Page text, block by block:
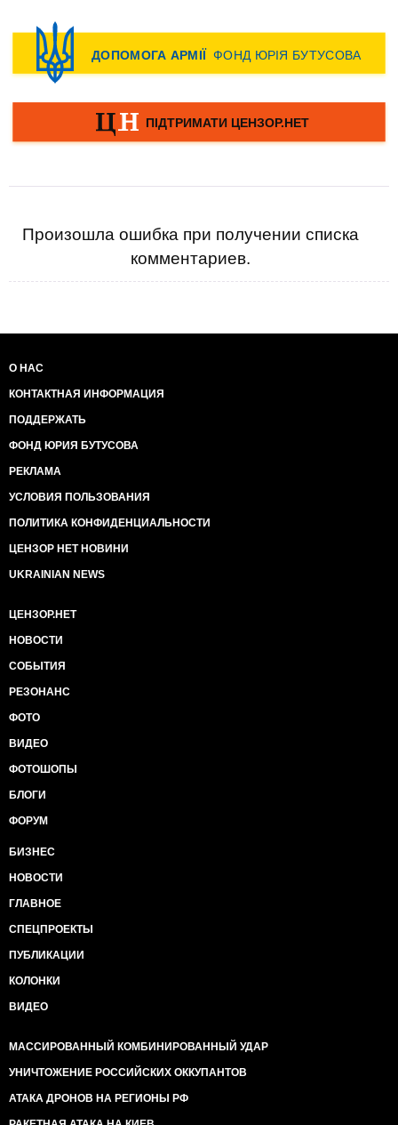
Произошла ошибка при получении списка
комментариев.
О НАС
КОНТАКТНАЯ ИНФОРМАЦИЯ
ПОДДЕРЖАТЬ
ФОНД ЮРИЯ БУТУСОВА
РЕКЛАМА
УСЛОВИЯ ПОЛЬЗОВАНИЯ
ПОЛИТИКА КОНФИДЕНЦИАЛЬНОСТИ
ЦЕНЗОР НЕТ НОВИНИ
UKRAINIAN NEWS
ЦЕНЗОР.НЕТ
НОВОСТИ
СОБЫТИЯ
РЕЗОНАНС
ФОТО
ВИДЕО
ФОТОШОПЫ
БЛОГИ
ФОРУМ
БИЗНЕС
НОВОСТИ
ГЛАВНОЕ
СПЕЦПРОЕКТЫ
ПУБЛИКАЦИИ
КОЛОНКИ
ВИДЕО
МАССИРОВАННЫЙ КОМБИНИРОВАННЫЙ УДАР
УНИЧТОЖЕНИЕ РОССИЙСКИХ ОККУПАНТОВ
АТАКА ДРОНОВ НА РЕГИОНЫ РФ